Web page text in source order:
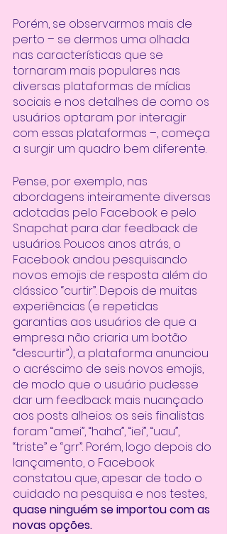
Porém, se observarmos mais de
perto – se dermos uma olhada
nas características que se
tornaram mais populares nas
diversas plataformas de mídias
sociais e nos detalhes de como os
usuários optaram por interagir
com essas plataformas –, começa
a surgir um quadro bem diferente.
Pense, por exemplo, nas
abordagens inteiramente diversas
adotadas pelo Facebook e pelo
Snapchat para dar feedback de
usuários. Poucos anos atrás, o
Facebook andou pesquisando
novos emojis de resposta além do
clássico “curtir”. Depois de muitas
experiências (e repetidas
garantias aos usuários de que a
empresa não criaria um botão
“descurtir”), a plataforma anunciou
o acréscimo de seis novos emojis,
de modo que o usuário pudesse
dar um feedback mais nuançado
aos posts alheios: os seis finalistas
foram “amei”, “haha”, “iei”, “uau”,
“triste” e “grr”. Porém, logo depois do
lançamento, o Facebook
constatou que, apesar de todo o
cuidado na pesquisa e nos testes,
quase ninguém se importou com as
novas opções.